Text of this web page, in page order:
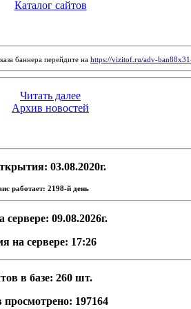
Каталог сайтов
баннера перейдите на https://vizitof.ru/adv-
Читать далее
Архив новостей
03.08.2020г.
работает: 2198-й день
сервере: 09.08.2026г.
на сервере: 17:26
в базе: 260 шт.
просмотрено: 197164